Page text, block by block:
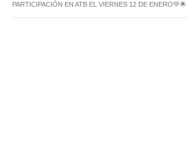
PARTICIPACIÓN EN ATB EL VIERNES 12 DE ENERO💚🌟